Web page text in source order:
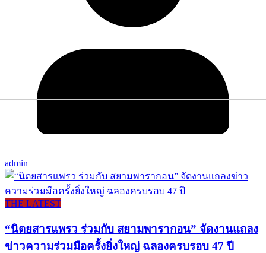
admin
THE LATEST
“นิตยสารแพรว ร่วมกับ สยามพารากอน” จัดงานแถลง
ข่าวความร่วมมือครั้งยิ่งใหญ่ ฉลองครบรอบ 47 ปี